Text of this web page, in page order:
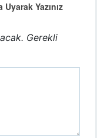
Yazınız
Gerekli